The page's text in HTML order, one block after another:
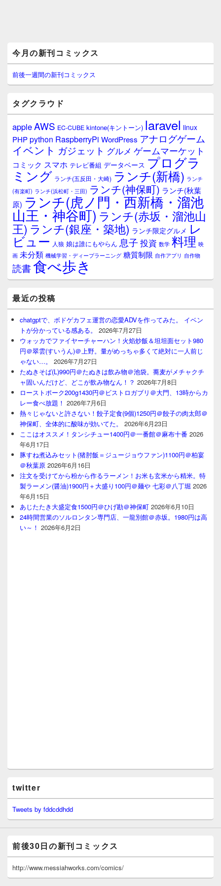
イ
ン
サ
イ
ウ
ィ
ジ
ェ
ア
今月の新刊コミックス
前後一週間の新刊コミックス
タグクラウド
appleAWS EC-CUBE kintone(キントーン) laravel linux
PHPpython RaspberryPi WordPress アナログゲーム
イベント ガジェット グルメ ゲームマーケット
コミック スマホ テレビ番組 データベース プログラ
ミング ランチ(五反田・大崎) ランチ(新橋) ランチ
(有楽町) ランチ(浜松町・三田) ランチ(神保町) ランチ(秋葉
原) ランチ(虎ノ門・西新橋・溜池
山王・神谷町) ランチ(赤坂・溜池山
王) ランチ(銀座・築地) ランチ限定グルメ レ
ビュー 人狼 娘は誰にもやらん 息子 投資 数学 料理 映
画 未分類 機械学習・ディープラーニング 糖質制限 自作アプリ 自作物
読書食べ歩き
最近の投稿
chatgptで、ボドゲカフェ運営の恋愛ADVを作ってみた。 イベン
トが分かっている感ある。
2026年7月27日
ウォッカでファイヤーチャーハン！火焰炒飯＆坦坦面セット980
円＠翠雲(すいうん)＠上野。量がめっちゃ多くて絶対に一人前じ
ゃない…。
2026年7月27日
たぬきそば(L)990円＠たぬきは飲み物＠池袋。蕎麦がメチャクチ
ャ固いんだけど、どこが飲み物なん！？ 2026年7月8日
ローストポーク200g1430円＠ビストロガブリ＠大門、13時からカ
レー食べ放題！ 2026年7月6日
熱々じゃないと許さない！餃子定食(9個)1250円＠餃子の肉太郎＠
神保町、全体的に酸味が効いてた。
2026年6月23日
ここはオススメ！タンシチュー1400円＠一番館＠麻布十番 2026
年6月17日
豚すね煮込みセット(猪肘飯＝ジュージョウファン)1100円＠柏宴
＠秋葉原 2026年6月16日
注文を受けてから粉から作るラーメン！お米も玄米から精米。特
製ラーメン(醤油)1900円＋大盛り100円＠麺や 七彩＠八丁堀 2026
年6月15日
あじたたき大盛定食1500円＠ひげ勘＠神保町 2026年6月10日
24時間営業のソルロンタン専門店、一龍別館＠赤坂。1980円は高
い～！ 2026年6月2日
twitter
Tweets by fddcddhdd
前後30日の新刊コミックス
http://www.messiahworks.com/comics/